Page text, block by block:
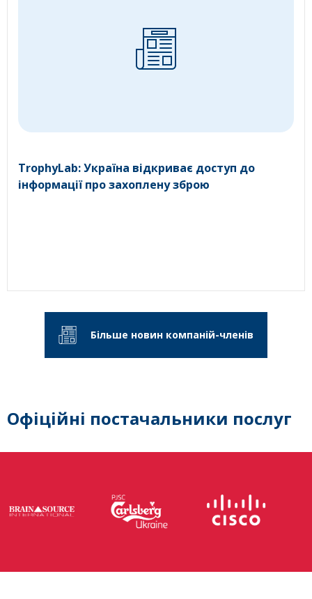
TrophyLab: Україна відкриває доступ до
інформації про захоплену зброю
Більше новин компаній-членів
Офіційні постачальники послуг